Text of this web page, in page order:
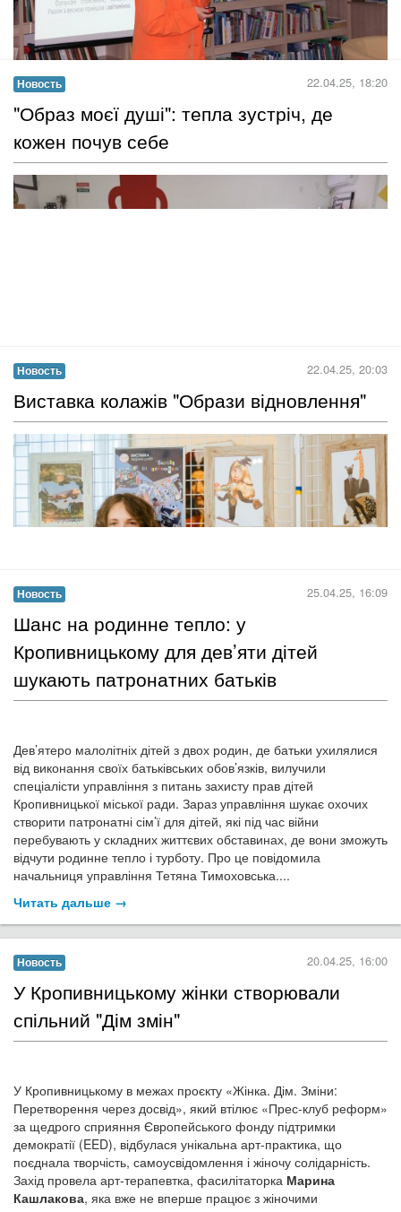
Кожна людина незалежно від віку має особисті права. Але
інколи знаходяться ті, хто їх порушує. Коли це трапляється,
людина не завжди може звернутися по допомогу й розраховує
в таких випадках тільки на власні можливості. Проте не
завжди вистачає знань і вмінь, як поводитися в ситуаціях
авітаміноз. Причини, симптоми,
лікування, профілактика
У відділі документів з питань медицини та охорони здоров’я
головної книгозбірні області відбулась зустріч з головною
державною санітарної лікаркою Кіровоградської області Надією
Обговорили тему «Авітаміноз: причини, симптоми, лікування,
профілактика»....
Читать дальше →
Новость 22.04.25, 18:20
​"Образ моєї душі": тепла зустріч, де
кожен почув себе